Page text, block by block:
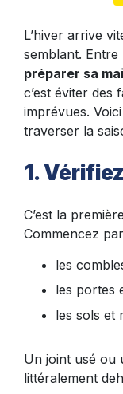
L’hiver arrive
semblant. Entre
préparer sa
c’est éviter des
imprévues.
traverser la
1.
C’est la
Commencez
les
les portes
les sols et
Un joint usé ou
littéralement